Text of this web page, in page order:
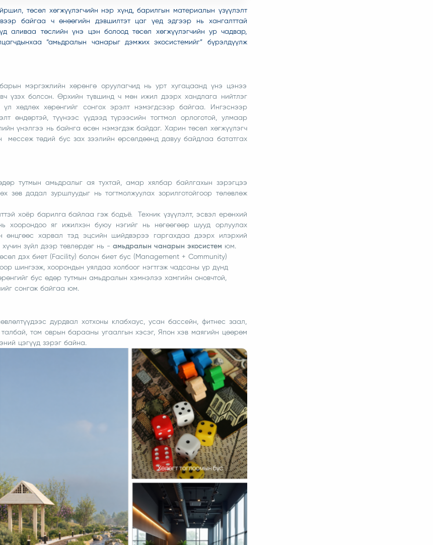
төсөл хөгжүүлэгчийн нэр хүнд, барилгын материалын үзүүлэлт
байгаа ч өнөөгийн дэвшилтэт цаг үед эдгээр нь хангалттай
аливаа төслийн үнэ цэн болоод төсөл хөгжүүлэгчийн ур чадвар,
“амьдралын чанарыг дэмжих экосистемийг” бүрэлдүүлж
мэргэжлийн хөрөнгө оруулагчид нь урт хугацаанд үнэ цэнээ
үзэх болсон. Өрхийн түвшинд ч мөн ижил дээрх хандлага нийтлэг
хөдлөх хөрөнгийг сонгох эрэлт нэмэгдсээр байгаа. Ингэснээр
өндөртэй, түүнээс үүдээд түрээсийн тогтмол орлоготой, улмаар
үнэлгээ нь байнга өсөн нэмэгдэж байдаг. Харин төсөл хөгжүүлэгч
мессеж төдий бус зах зээлийн өрсөлдөөнд давуу байдлаа бататгах
тутмын амьдралыг ая тухтай, амар хялбар байлгахын зэрэгцээ
дадал зуршлуудыг нь тогтмолжуулах зорилготойгоор төлөвлөж
хоёр барилга байлаа гэж бодъё. Техник үзүүлэлт, эсвэл ерөнхий
хоорондоо яг ижилхэн буюу нэгийг нь нөгөөгөөр шууд орлуулах
өнцгөөс харвал тэд эцсийн шийдвэрээ гаргахдаа дээрх илэрхий
зүйл дээр төвлөрдөг нь - амьдралын чанарын экосистем юм.
дэх биет (Facility) болон биет бус (Management + Community)
шингээж, хоорондын уялдаа холбоог нэгтгэж чадсаны үр дүнд
бус өдөр тутмын амьдралын хэмнэлээ хамгийн оновчтой,
сонгож байгаа юм.
дурдвал хотхоны клабхаус, усан бассейн, фитнес заал,
том оврын барааны угаалгын хэсэг, Япон хэв маягийн цөөрөм
цэгүүд зэрэг байна.